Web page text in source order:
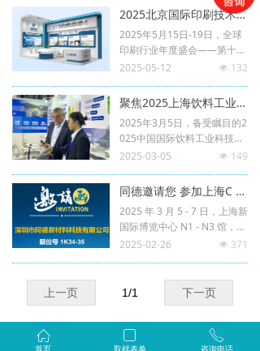
及液态加工技术展览会。在这
场聚焦酒、饮料生产制造灌装
技术与液态食品加工包装的国
际性盛会上，深圳市同德新材
料科技有限公司，为行业和客
户带来创新的热熔胶解决方
案。
2025北京国际印刷技术展CHINA PRINT即将启幕，同德热熔胶带你提前看！
2025年5月15日-19日，全球
印刷行业年度盛会——第十一
届北京国际印刷技术展览会
北京中国国际展览中心（顺义
馆）和首都国际会展中心盛大
举办。作为中国印刷行业的
“风向标”，本届展会以 “携手
四十载，共铸大未来” 为主
题，吸引了来自25个国家和地
区的1300余家参展商，预计
将迎来20 万人次专业观众。
深圳同德新材料科技有限公司
将携多款环保热熔胶产品亮
相。
넶 132
2025-05-12
聚焦2025上海饮料工业展，同德热熔胶食品包装应用场景大揭秘！
2025年3月5日，备受瞩目的2
025中国国际饮料工业科技展
览会在上海新国际博览中心N
作为饮料行业一年一度的顶级
盛会，吸引了来自全球20多个
国家和地区近 300 家展商踊
跃参与。
넶 149
2025-03-05
同德邀请您 参加上海C BST国际饮料展
2025 年 3 月 5 - 7 日，上海新
国际博览中心 N1 - N3 馆，将
迎来一场饮料行业的年度盛会
您参加，我们的展位号是K13
4-35，欢迎莅临。
넶 371
2025-02-26
上一页 下一页
1/1
ꀇ
首页
ꁂ
取样表单
ꂅ
咨询电话